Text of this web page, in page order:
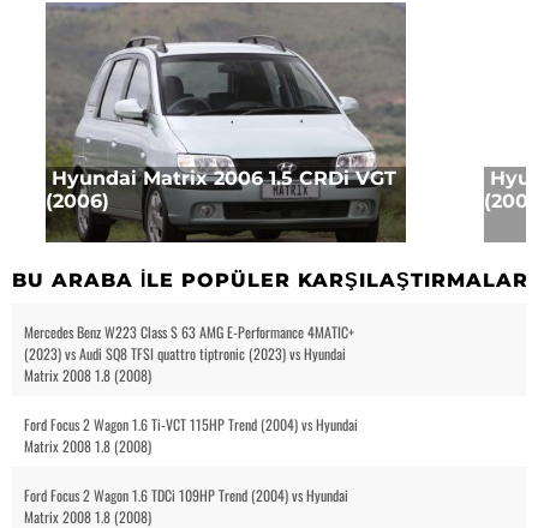
Hyundai Matrix 2006 1.5 CRDi VGT
(2006)
BU ARABA ILE POPÜLER KARŞILAŞTIRMALAR
Mercedes Benz W223 Class S 63 AMG E-Performance 4MATIC+
(2023) vs Audi SQ8 TFSI quattro tiptronic (2023) vs Hyundai
Matrix 2008 1.8 (2008)
Ford Focus 2 Wagon 1.6 Ti-VCT 115HP Trend (2004) vs Hyundai
Matrix 2008 1.8 (2008)
Ford Focus 2 Wagon 1.6 TDCi 109HP Trend (2004) vs Hyundai
Matrix 2008 1.8 (2008)